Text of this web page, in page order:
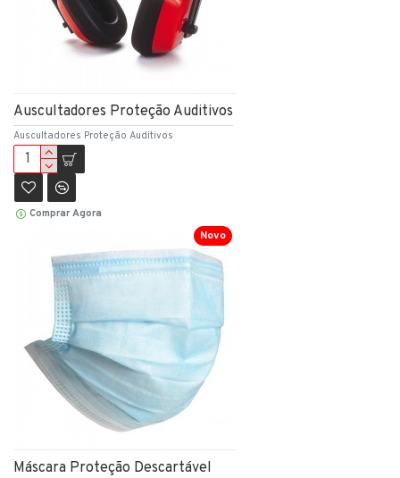
Auscultadores Proteção Auditivos
Auscultadores Proteção Auditivos
Comprar Agora
Novo
Máscara Proteção Descartável